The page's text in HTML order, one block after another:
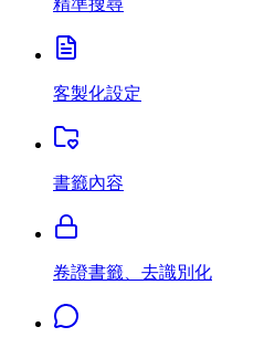
精準搜尋
客製化設定
書籤內容
卷證書籤、去識別化